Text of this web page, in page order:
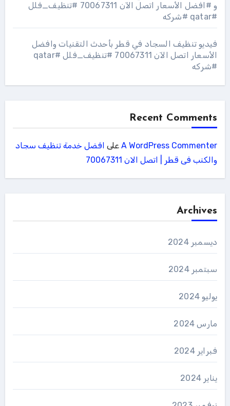
و #افضل الأسعار اتصل الآن 70067311 #تنظيف_فلل
#qatar #شركه
فيديو تنظيف السجاد في قطر بأحدث التقنيات وافضل
الأسعار اتصل الآن 70067311 #تنظيف_فلل #qatar
#شركه
Recent Comments
A WordPress Commenterعلى افضل خدمة تنظيف سجاد
والكنب فى قطر | اتصل الان 70067311
Archives
ديسمبر 2024
سبتمبر 2024
يوليو 2024
مارس 2024
فبراير 2024
يناير 2024